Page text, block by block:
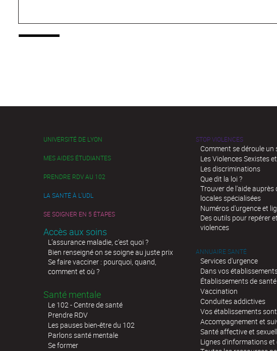
UNIVERSITÉ DE LYON
MES AIDES ÉTUDIANTES
PRENDRE RDV AU 102
LA SANTÉ À L'UDL
SE SOIGNER EN 5 ÉTAPES
Accès aux soins
L’assurance maladie, c’est quoi ?
Bien renseigné on se soigne au juste prix
Se faire vacciner : pourquoi, quand,
comment et où ?
Santé mentale
Le 102 - Centre de santé
Prendre RDV
Les pauses bien-être du 102
Parlons santé mentale
Se former
STOP VIOLENCES
Comment se déroule un
Les Violences Sexistes
Les discriminations
Que dit la loi ?
Trouver de l'aide
locales spécialisées
Numéros d'urgence et
Des outils pour repérer
violences
ANNUAIRE SANTÉ
Services d'urgence
Dans vos
Établissements de santé
Vaccination
Conduites addictives
Vos établissements
Accompagnement et
Santé affective et
Lignes d'informations et